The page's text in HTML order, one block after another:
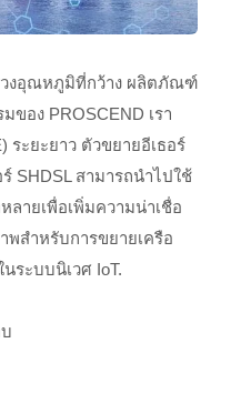
งอุณหภูมิที่กว้าง ผลิตภัณฑ์
ของ PROSCEND เรา
ระยะยาว ตัวขยายอีเธอร์
ร์ SHDSL สามารถนำไปใช้
ายเพื่อเพิ่มความน่าเชื่อ
สำหรับการขยายเครือ
ระบบนิเวศ IoT.